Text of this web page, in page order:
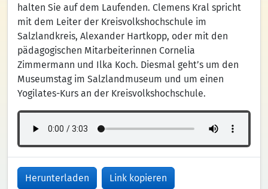
halten Sie auf dem Laufenden. Clemens Kral spricht
mit dem Leiter der Kreisvolkshochschule im
Salzlandkreis, Alexander Hartkopp, oder mit den
pädagogischen Mitarbeiterinnen Cornelia
Zimmermann und Ilka Koch. Diesmal geht’s um den
Museumstag im Salzlandmuseum und um einen
Yogilates-Kurs an der Kreisvolkshochschule.
Herunterladen Link kopieren